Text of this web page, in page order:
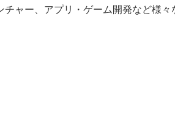
チャー、アプリ・ゲーム開発など様々